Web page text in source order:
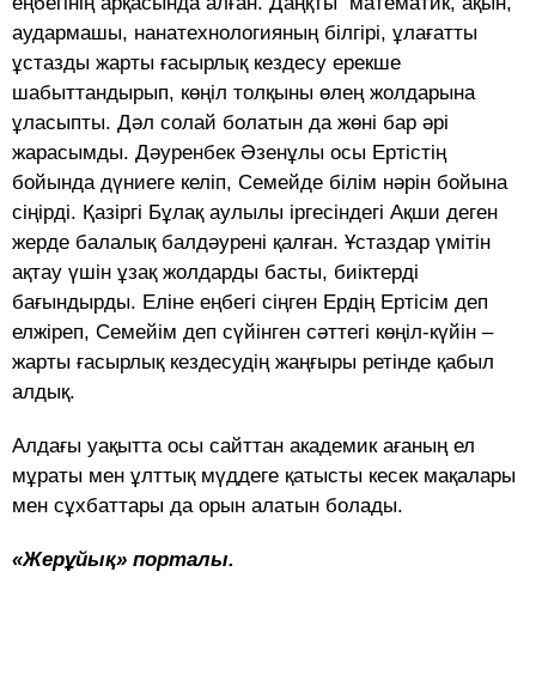
аудармашы, нанатехнологияның білгірі, ұлағатты
ұстазды жарты ғасырлық кездесу ерекше
шабыттандырып, көңіл толқыны өлең жолдарына
ұласыпты. Дәл солай болатын да жөні бар әрі
жарасымды. Дәуренбек Әзенұлы осы Ертістің
бойында дүниеге келіп, Семейде білім нәрін бойына
сіңірді. Қазіргі Бұлақ аулылы іргесіндегі Ақши деген
жерде балалық балдәурені қалған. Ұстаздар үмітін
ақтау үшін ұзақ жолдарды басты, биіктерді
бағындырды. Еліне еңбегі сіңген Ердің Ертісім деп
елжіреп, Семейім деп сүйінген сәттегі көңіл-күйін –
жарты ғасырлық кездесудің жаңғыры ретінде қабыл
алдық.
Алдағы уақытта осы сайттан академик ағаның ел
мұраты мен ұлттық мүддеге қатысты кесек мақалары
мен сұхбаттары да орын алатын болады.
«Жерұйық» порталы.